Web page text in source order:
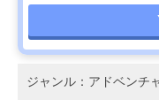
ジャンル：アドベン